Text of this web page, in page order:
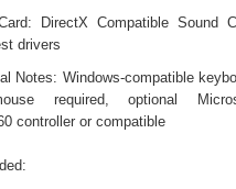
DirectX Compatible Sound
drivers
Notes: Windows-compatible
required, optional
controller or compatible